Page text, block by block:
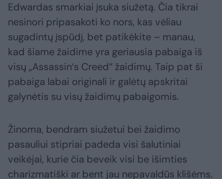
Edwardas smarkiai įsuka siužetą. Čia tikrai
nesinori pripasakoti ko nors, kas vėliau
sugadintų įspūdį, bet patikėkite – manau,
kad šiame žaidime yra geriausia pabaiga iš
visų „Assassin‘s Creed“ žaidimų. Taip pat ši
pabaiga labai originali ir galėtų apskritai
galynėtis su visų žaidimų pabaigomis.
Žinoma, bendram siužetui bei žaidimo
pasauliui stipriai padeda visi šalutiniai
veikėjai, kurie čia beveik visi be išimties
charizmatiški ar bent jau nepavaldūs klišėms.